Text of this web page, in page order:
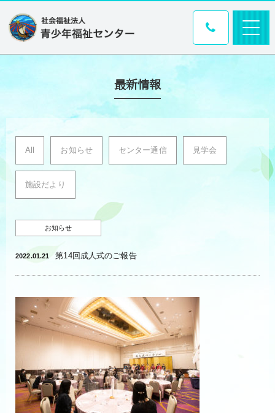
最新情報
All お知らせ センター通信 見学会
施設だより
お知らせ
2022.01.21 第14回成人式のご報告